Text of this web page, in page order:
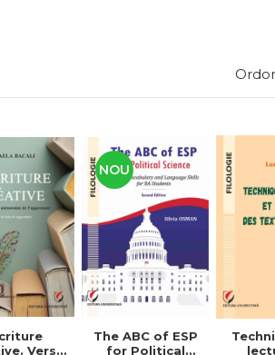
Vers
NOU
The ABC of ESP
for Political